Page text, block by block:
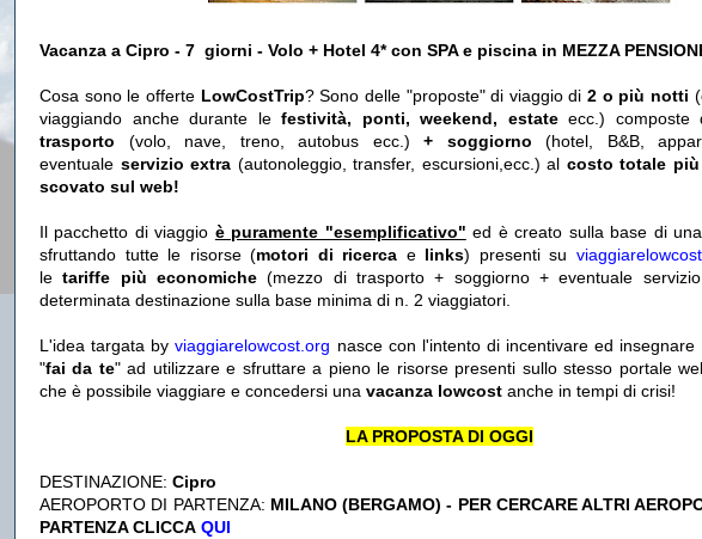
Vacanza a Cipro - 7 giorni - Volo + Hotel 4* con SPA e piscina in MEZZA
Cosa sono le offerte LowCostTrip? Sono delle "proposte" di viaggio di2 o più notti
viaggiando anche durante lefestività, ponti, weekend, estateecc.) composte
trasporto (volo, nave, treno, autobus ecc.) + soggiorno (hotel, B&B,
eventuale servizio extra (autonoleggio, transfer, escursioni,ecc.) al costo totale
scovato sul web!
Il pacchetto di viaggio è puramente "esemplificativo" ed è creato sulla base di
sfruttando tutte le risorse (motori di ricerca e links) presenti su
le tariffe più economiche(mezzo di trasporto + soggiorno + eventuale
determinata destinazione sulla base minima di n. 2 viaggiatori.
L'idea targata byviaggiarelowcost.org nasce con l'intento di incentivare ed
"fai da te" ad utilizzare e sfruttare a pieno le risorse presenti sullo stesso portale
che è possibile viaggiare e concedersi una vacanza lowcost anche in tempi di crisi!
LA PROPOSTA DI OGGI
DESTINAZIONE: Cipro
AEROPORTO DI PARTENZA: MILANO (BERGAMO) - PER CERCARE ALTRI
PARTENZA CLICCA QUI